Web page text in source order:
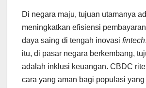
Di negara maju, tujuan utamanya
meningkatkan efisiensi
daya saing di tengah inovasi fintech
itu, di pasar negara berkembang,
adalah inklusi keuangan. CBDC
cara yang aman bagi populasi